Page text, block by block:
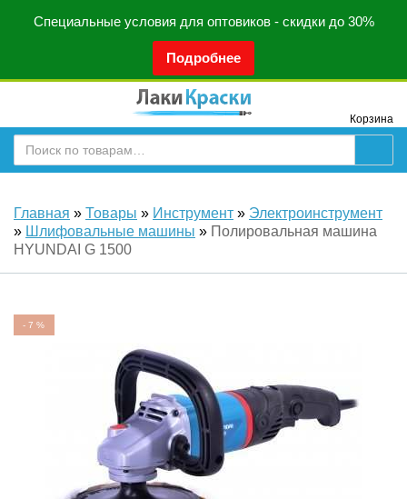
Специальные условия для оптовиков - скидки до 30%
Подробнее
Корзина
Главная » Товары » Инструмент » Электроинструмент
» Шлифовальные машины » Полировальная машина
HYUNDAI G 1500
-7%